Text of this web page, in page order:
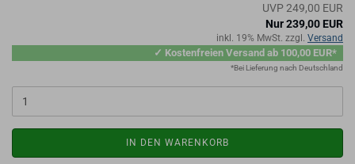
UVP 249,00 EUR
Nur 239,00 EUR
inkl. 19% MwSt. zzgl. Versand
✓ Kostenfreien Versand ab 100,00 EUR*
*Bei Lieferung nach Deutschland
IN DEN WARENKORB